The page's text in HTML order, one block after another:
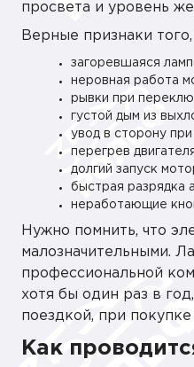
просвета и уровень
Верные признаки
загоревшаяся
неровная работа
рывки при
густой дым из
увод в сторону
перегрев
долгий запуск
быстрая разрядка
неработающие
Нужно помнить, что
малозначительными.
профессиональной
хотя бы один раз в
поездкой, при
Как